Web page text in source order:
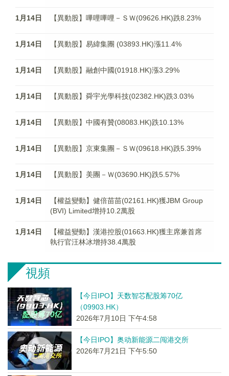
1月14日 【異動股】嗶哩嗶哩－ＳＷ(09626.HK)跌8.23%
1月14日 【異動股】易緯集團 (03893.HK)漲11.4%
1月14日 【異動股】融創中國(01918.HK)漲3.29%
1月14日 【異動股】舜宇光學科技(02382.HK)跌3.03%
1月14日 【異動股】中國有贊(08083.HK)跌10.13%
1月14日 【異動股】京東集團－ＳＷ(09618.HK)跌5.39%
1月14日 【異動股】美團－Ｗ(03690.HK)跌5.57%
1月14日
【權益變動】健倍苗苗(02161.HK)獲JBM Group
(BVI) Limited增持10.2萬股
1月14日
【權益變動】漢港控股(01663.HK)獲主席兼首席
執行官汪林冰增持38.4萬股
視頻
【今日IPO】天数智芯配股筹70亿
（09903.HK）
2026年7月10日 下午4:58
【今日IPO】奥动新能源二闯港交所
2026年7月21日 下午5:50